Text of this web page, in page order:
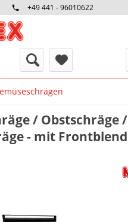
+49 441 - 96010622
/ Obstschräge /
- mit